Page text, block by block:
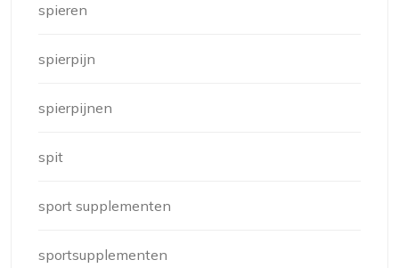
spieren
spierpijn
spierpijnen
spit
sport supplementen
sportsupplementen